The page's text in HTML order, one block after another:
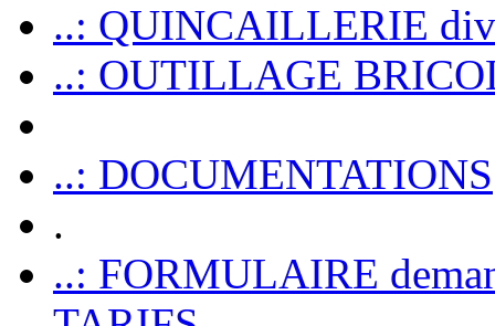
..: QUINCAILLERIE
..: OUTILLAGE
..: DOCUMENTATIONS
.
..: FORMULAIRE